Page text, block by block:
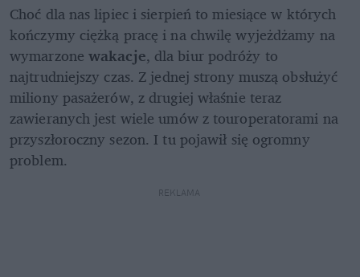
Choć dla nas lipiec i sierpień to miesiące w których
kończymy ciężką pracę i na chwilę wyjeżdżamy na
wymarzone wakacje, dla biur podróży to
najtrudniejszy czas. Z jednej strony muszą obsłużyć
miliony pasażerów, z drugiej właśnie teraz
zawieranych jest wiele umów z touroperatorami na
przyszłoroczny sezon. I tu pojawił się ogromny
problem.
REKLAMA